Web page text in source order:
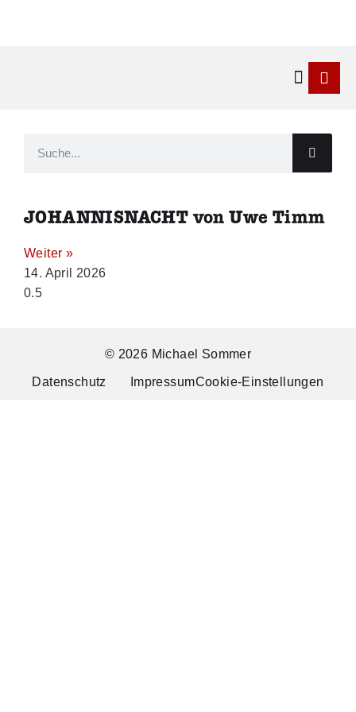
JOHANNISNACHT von Uwe Timm
Weiter »
14. April 2026
© 2026 Michael Sommer
Datenschutz ImpressumCookie-Einstellungen